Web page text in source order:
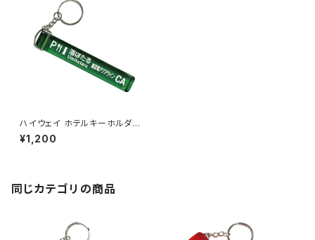
ハイウェイ ホテルキーホルダー
【海ほたる】
¥1,200
同じカテゴリの商品